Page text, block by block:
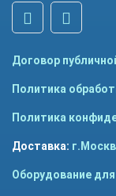
Договор
Политика
Политика
Доставка:
Оборудование